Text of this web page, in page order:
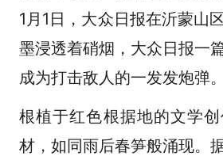
1月1日，大众日报在沂蒙山
墨浸透着硝烟，大众日报一
成为打击敌人的一发发炮弹。
根植于红色根据地的文学
材，如同雨后春笋般涌现。